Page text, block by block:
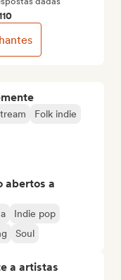
Folk indie
abertos a
Indie pop
Soul
a artistas